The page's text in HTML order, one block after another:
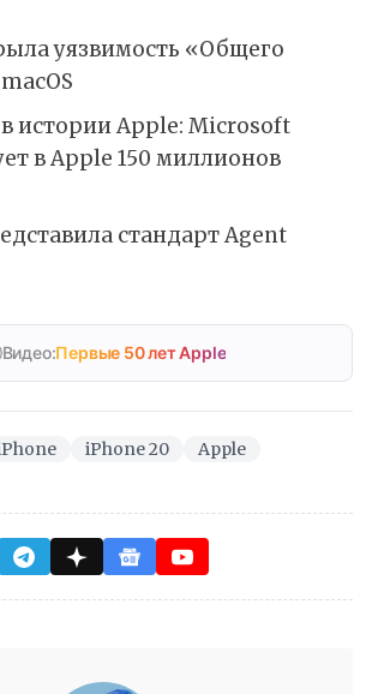
уязвимость «Общего
истории Apple: Microsoft
в Apple 150 миллионов
стандарт Agent
Видео:Первые 50 лет Apple
iPhone 20 Apple